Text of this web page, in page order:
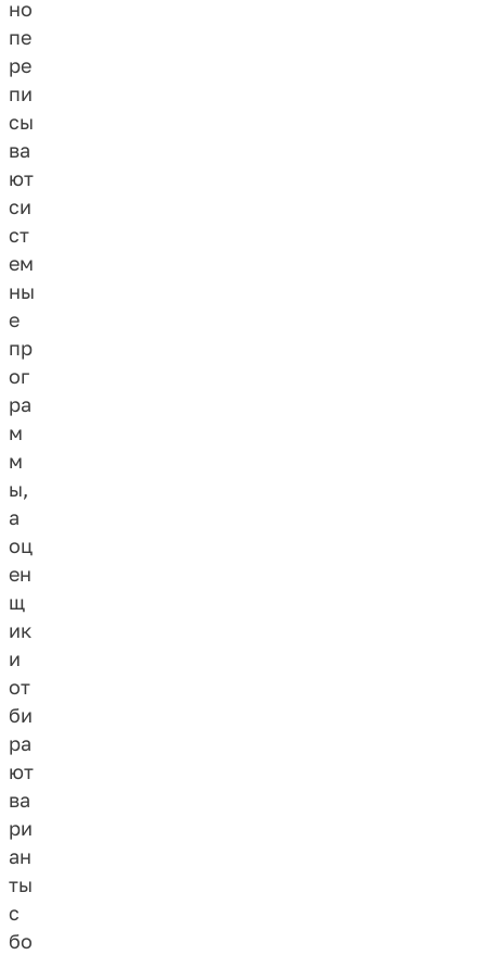
но
пе
ре
пи
сы
ва
ют
си
ст
ем
ны
е
пр
ог
ра
м
м
ы,
а
оц
ен
щ
ик
и
от
би
ра
ют
ва
ри
ан
ты
с
бо